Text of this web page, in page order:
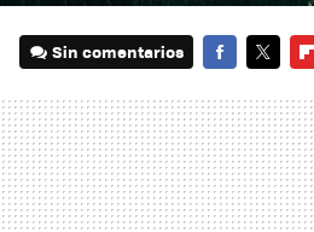
Sin comentarios